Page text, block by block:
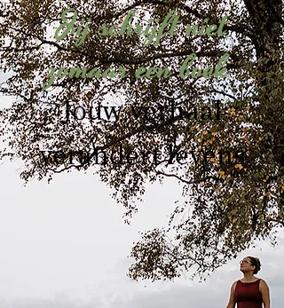
Jij schrijft niet
zomaar een boek
Jouw verhaal
verandert levens